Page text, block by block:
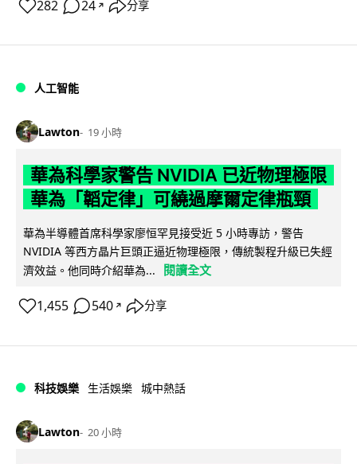
282 24 ↗ 分享
人工智能
Lawton 19 小時
華為科學家警告 NVIDIA 已近物理極限
華為「韜定律」可繞過摩爾定律瓶頸
華為半導體首席科學家廖恒罕見接受近 5 小時專訪，警告
NVIDIA 等西方晶片巨頭正逼近物理極限，傳統製程升級已失經
濟效益。他同時介紹華為...
閱讀全文
1,455 540 ↗ 分享
科技娛樂 生活娛樂 城中熱話
Lawton 20 小時